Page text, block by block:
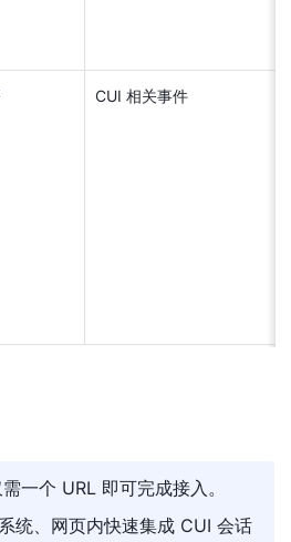
CUI 相关事件
一个 URL 即可完成接入。
统、网页内快速集成 CUI 会话